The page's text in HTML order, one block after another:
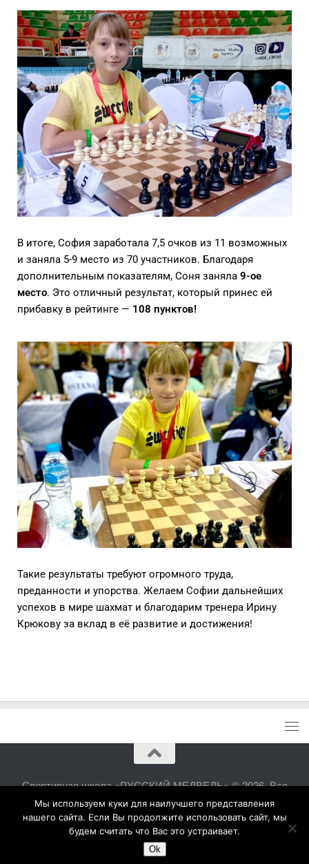
В итоге, София заработала 7,5 очков из 11 возможных
и заняла 5-9 место из 70 участников. Благодаря
дополнительным показателям, Соня заняла 9-ое
место. Это отличный результат, который принес ей
прибавку в рейтинге — 108 пунктов!
Такие результаты требуют огромного труда,
преданности и упорства. Желаем Софии дальнейших
успехов в мире шахмат и благодарим тренера Ирину
Крюкову за вклад в её развитие и достижения!
Спортивная школа «РУССКИЙ МЕДВЕДЬ» © 2026. Все
права защищены.
Мы используем куки для наилучшего представления
нашего сайта. Если Вы продолжите использовать сайт, мы
будем считать что Вас это устраивает.
Ok